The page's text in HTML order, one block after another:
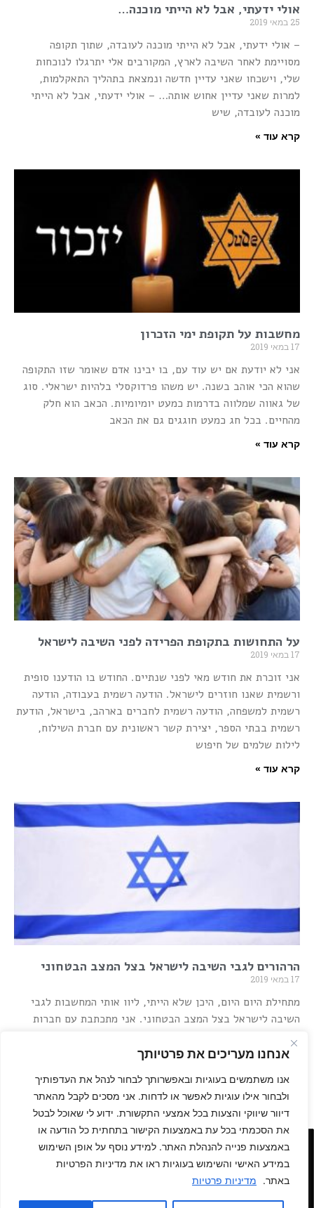
אנחנו מעריכים את פרטיותך
אנו משתמשים בעוגיות ובאפשרותך לבחור לנהל את העדפותיך
ולבחור אילו עוגיות לאפשר או לדחות. אני מסכים לקבל מהאתר
דיוור שיווקי והצעות בכל אמצעי התקשורת. ידוע לי שאוכל לבטל
את הסכמתי בכל עת באמצעות הקישור בתחתית כל הודעה או
באמצעות פנייה להנהלת האתר. למידע נוסף על אופן השימוש
במידע האישי והשימוש בעוגיות ראו את מדיניות הפרטיות
באתר.
מדיניות פרטיות
אולי ידעתי, אבל לא הייתי מוכנה…
25 במאי 2019
– אולי ידעתי, אבל לא הייתי מוכנה לעובדה, שתוך תקופה
מסויימת לאחר השיבה לארץ, המקורבים אלי יתרגלו לנוכחות
שלי, וישכחו שאני עדיין חדשה ונמצאת בתהליך התאקלמות,
למרות שאני עדיין אחוש אותה… – אולי ידעתי, אבל לא הייתי
מוכנה לעובדה, שיש
קרא עוד »
מחשבות על תקופת ימי הזכרון
17 במאי 2019
אני לא יודעת אם יש עוד עם, בו יבינו אדם שאומר שזו התקופה
שהוא הכי אוהב בשנה. יש משהו פרדוקסלי בלהיות ישראלי. סוג
של גאווה שמלווה בדרמות כמעט יומיומיות. הכאב הוא חלק
מהחיים. בכל חג כמעט חוגגים גם את הכאב
קרא עוד »
על התחושות בתקופת הפרידה לפני השיבה לישראל
17 במאי 2019
אני זוכרת את חודש מאי לפני שנתיים. החודש בו הודענו סופית
ורשמית שאנו חוזרים לישראל. הודעה רשמית בעבודה, הודעה
רשמית למשפחה, הודעה רשמית לחברים בארהב, בישראל, הודעת
רשמית בבתי הספר, יצירת קשר ראשונית עם חברת השילוח,
לילות שלמים של חיפוש
קרא עוד »
הרהורים לגבי השיבה לישראל בצל המצב הבטחוני
17 במאי 2019
מתחילת היום היום, היכן שלא הייתי, ליוו אותי המחשבות לגבי
השיבה לישראל בצל המצב הבטחוני. אני מתכתבת עם חברות
הבוקר עם תחושה של מעין ואקום. רגע! מה קורה פה? אנחנו עוד
קרא עוד »
1
2
3
4
5
מדיניות האתר|הצהרת נגישות© הזכויות שמורות – מקום להרגיש –
הבית לשבים לישראל
נגישות